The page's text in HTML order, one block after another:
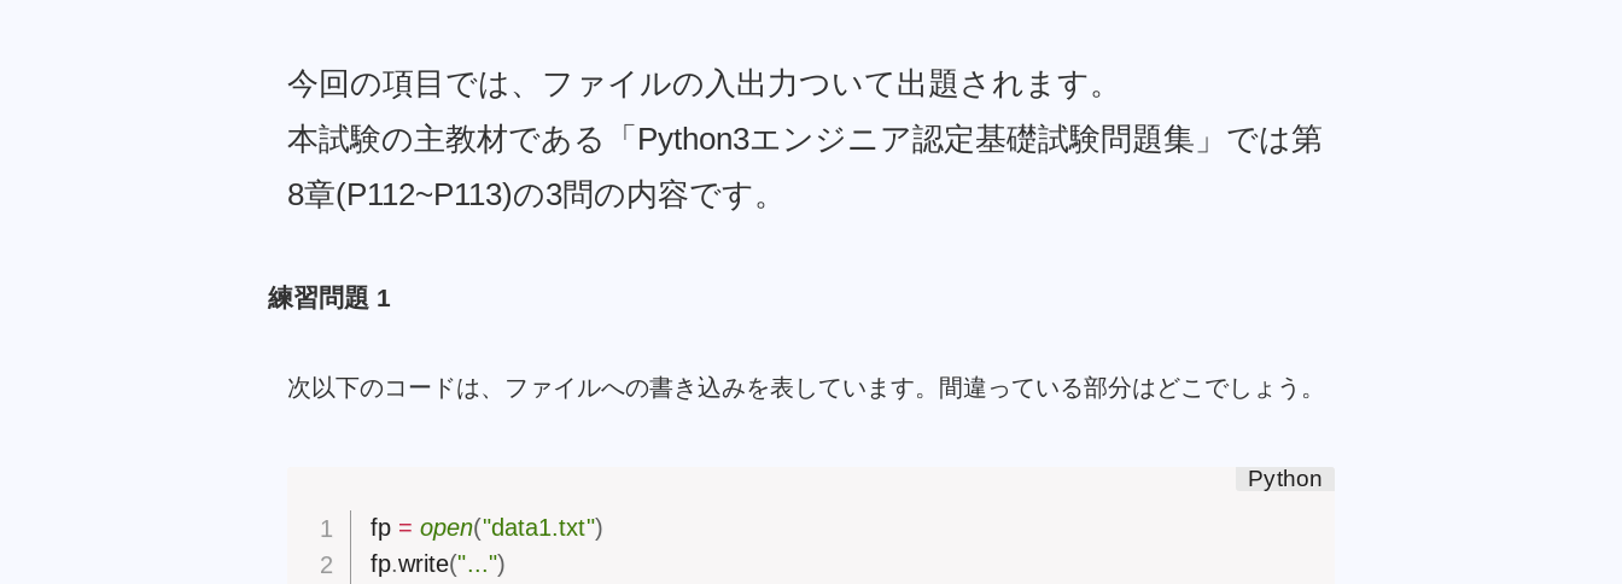
今回の項目では、ファイルの入出力ついて出題されます。
本試験の主教材である「Python3エンジニア認定基礎試験問題集」では第
8章(P112~P113)の3問の内容です。
練習問題 1
次以下のコードは、ファイルへの書き込みを表しています。間違っている部分はどこでしょう。
fp = open("data1.txt")
fp.write("...")